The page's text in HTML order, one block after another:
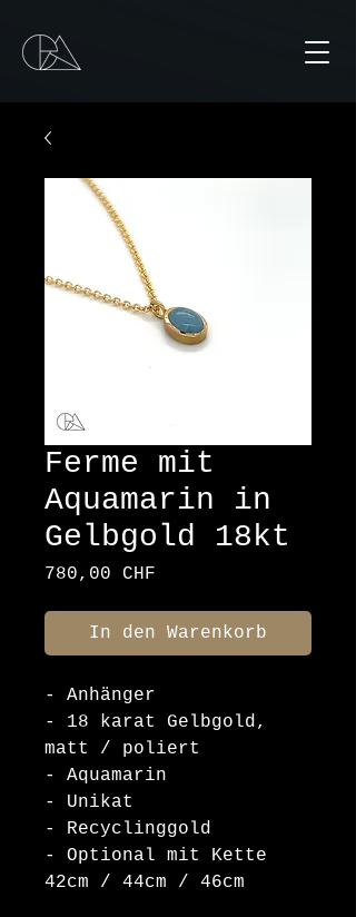
Ferme mit
Aquamarin in
Gelbgold 18kt
780,00 CHF
In den Warenkorb
- Anhänger
- 18 karat Gelbgold,
matt / poliert
- Aquamarin
- Unikat
- Recyclinggold
- Optional mit Kette
42cm / 44cm / 46cm